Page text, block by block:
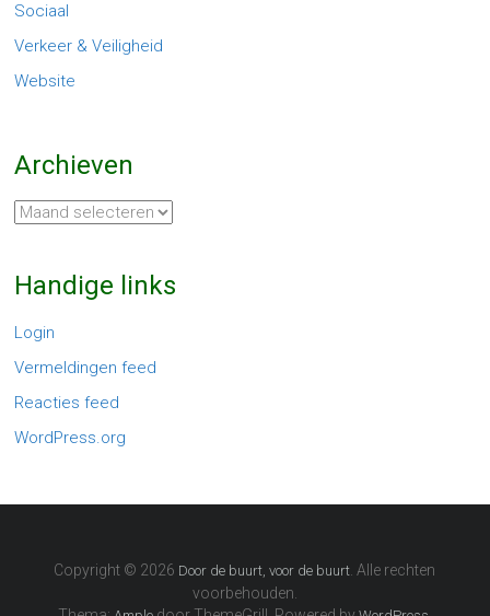
Sociaal
Verkeer & Veiligheid
Website
Archieven
Archieven
Handige links
Login
Vermeldingen feed
Reacties feed
WordPress.org
Copyright © 2026 Door de buurt, voor de buurt . Alle rechten
voorbehouden.